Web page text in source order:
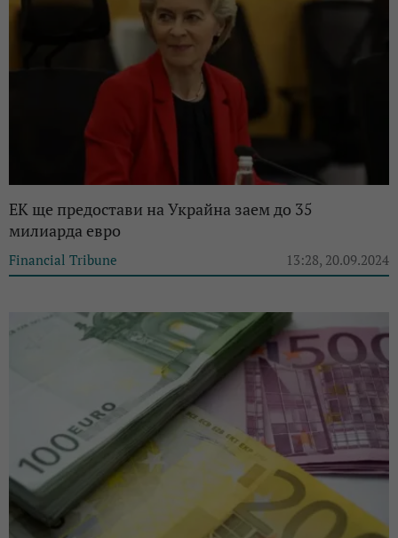
EK ще предостави на Украйна заем до 35
милиарда евро
Financial Tribune 13:28, 20.09.2024